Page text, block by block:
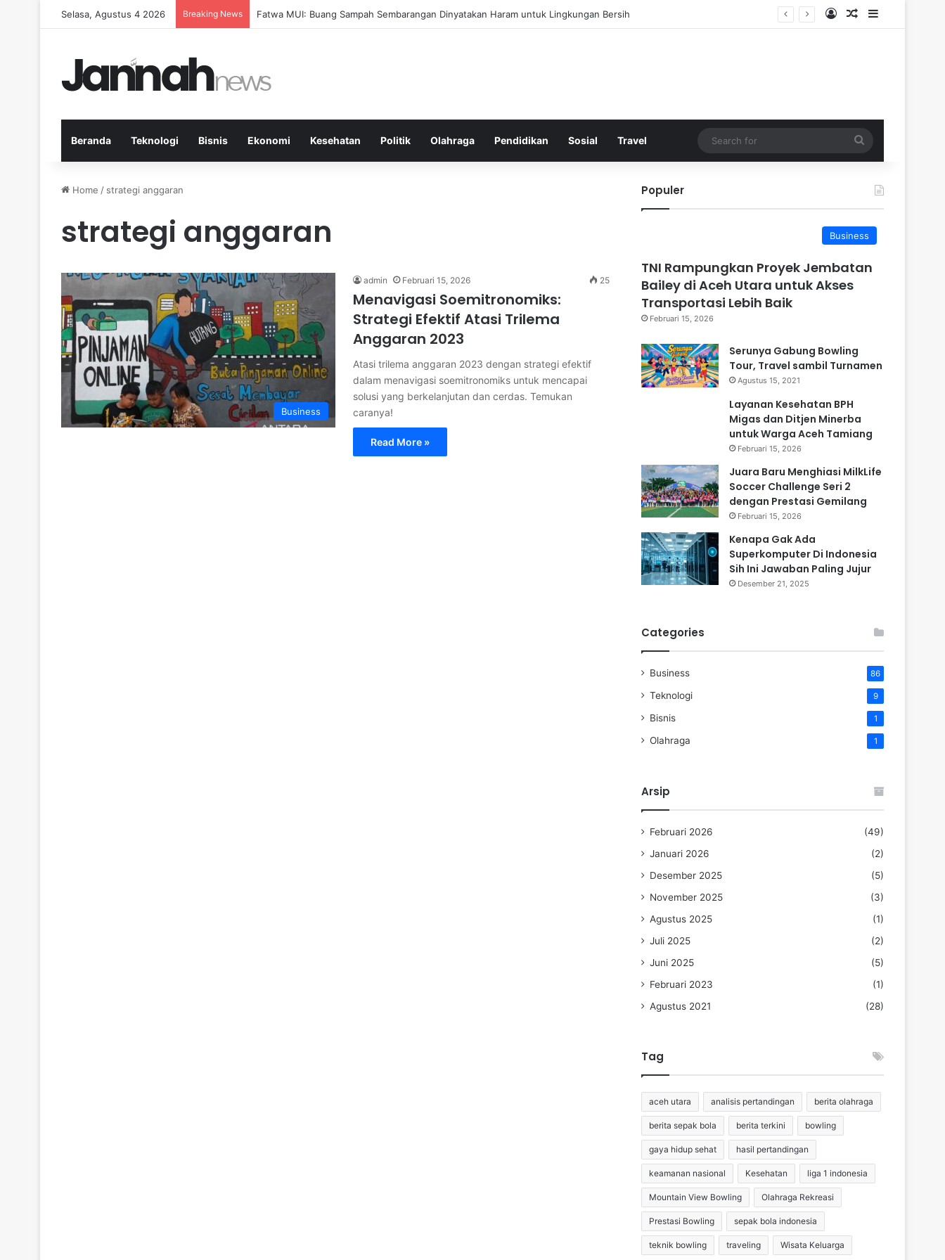
Selasa, Agustus 4 2026 Breaking News Pep Guardiola Bergembira Memiliki John Stones Kembali di Timnya Log InRandom Article
Sidebar
Beranda Teknologi Bisnis Ekonomi Kesehatan Politik Olahraga Pendidikan Sosial Travel
for
Home / strategi anggaran
strategi anggaran
Business
admin Februari 15, 2026 25
Menavigasi Soemitronomiks:
Strategi Efektif Atasi Trilema
Anggaran 2023
Atasi trilema anggaran 2023 dengan strategi efektif
dalam menavigasi soemitronomiks untuk mencapai
solusi yang berkelanjutan dan cerdas. Temukan
caranya!
Read More »
Populer
Business
TNI Rampungkan Proyek Jembatan
Bailey di Aceh Utara untuk Akses
Transportasi Lebih Baik
Februari 15, 2026
Serunya Gabung Bowling
Tour, Travel sambil Turnamen
Agustus 15, 2021
Layanan Kesehatan BPH
Migas dan Ditjen Minerba
untuk Warga Aceh Tamiang
Februari 15, 2026
Juara Baru Menghiasi MilkLife
Soccer Challenge Seri 2
dengan Prestasi Gemilang
Februari 15, 2026
Kenapa Gak Ada
Superkomputer Di Indonesia
Sih Ini Jawaban Paling Jujur
Desember 21, 2025
Categories
Business 86
Teknologi 9
Bisnis 1
Olahraga 1
Arsip
Februari 2026
(49)
Januari 2026
(2)
Desember 2025
(5)
November 2025
(3)
Agustus 2025
(1)
Juli 2025
(2)
Juni 2025
(5)
Februari 2023
(1)
Agustus 2021
(28)
Tag
aceh utara analisis pertandingan berita olahraga
berita sepak bola berita terkini bowling
gaya hidup sehat hasil pertandingan
keamanan nasional Kesehatan liga 1 indonesia
Mountain View Bowling Olahraga Rekreasi
Prestasi Bowling sepak bola indonesia
teknik bowling traveling Wisata Keluarga